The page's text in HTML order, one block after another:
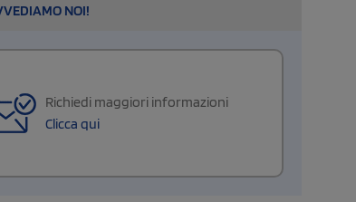
NOI!
Richiedi maggiori informazioni
Clicca qui